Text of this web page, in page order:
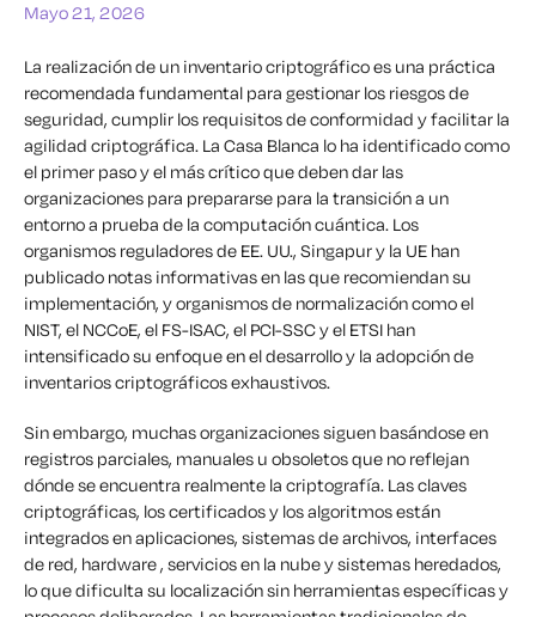
Mayo 21, 2026
La realización de un inventario criptográfico es una práctica
recomendada fundamental para gestionar los riesgos de
seguridad, cumplir los requisitos de conformidad y facilitar la
agilidad criptográfica. La Casa Blanca lo ha identificado como
el primer paso y el más crítico que deben dar las
organizaciones para prepararse para la transición a un
entorno a prueba de la computación cuántica. Los
organismos reguladores de EE. UU., Singapur y la UE han
publicado notas informativas en las que recomiendan su
implementación, y organismos de normalización como el
NIST, el NCCoE, el FS-ISAC, el PCI-SSC y el ETSI han
intensificado su enfoque en el desarrollo y la adopción de
inventarios criptográficos exhaustivos.
Sin embargo, muchas organizaciones siguen basándose en
registros parciales, manuales u obsoletos que no reflejan
dónde se encuentra realmente la criptografía. Las claves
criptográficas, los certificados y los algoritmos están
integrados en aplicaciones, sistemas de archivos, interfaces
de red, hardware , servicios en la nube y sistemas heredados,
lo que dificulta su localización sin herramientas específicas y